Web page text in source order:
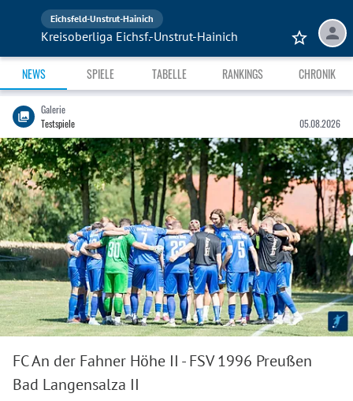
Eichsfeld-Unstrut-Hainich
Kreisoberliga Eichsf.-Unstrut-Hainich
NEWS SPIELE TABELLE RANKINGS CHRONIK
Galerie
Testspiele
05.08.2026
FC An der Fahner Höhe II - FSV 1996 Preußen
Bad Langensalza II